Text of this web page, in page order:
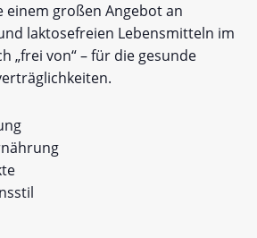
einem großen Angebot an
laktosefreien Lebensmitteln im
„frei von“ – für die gesunde